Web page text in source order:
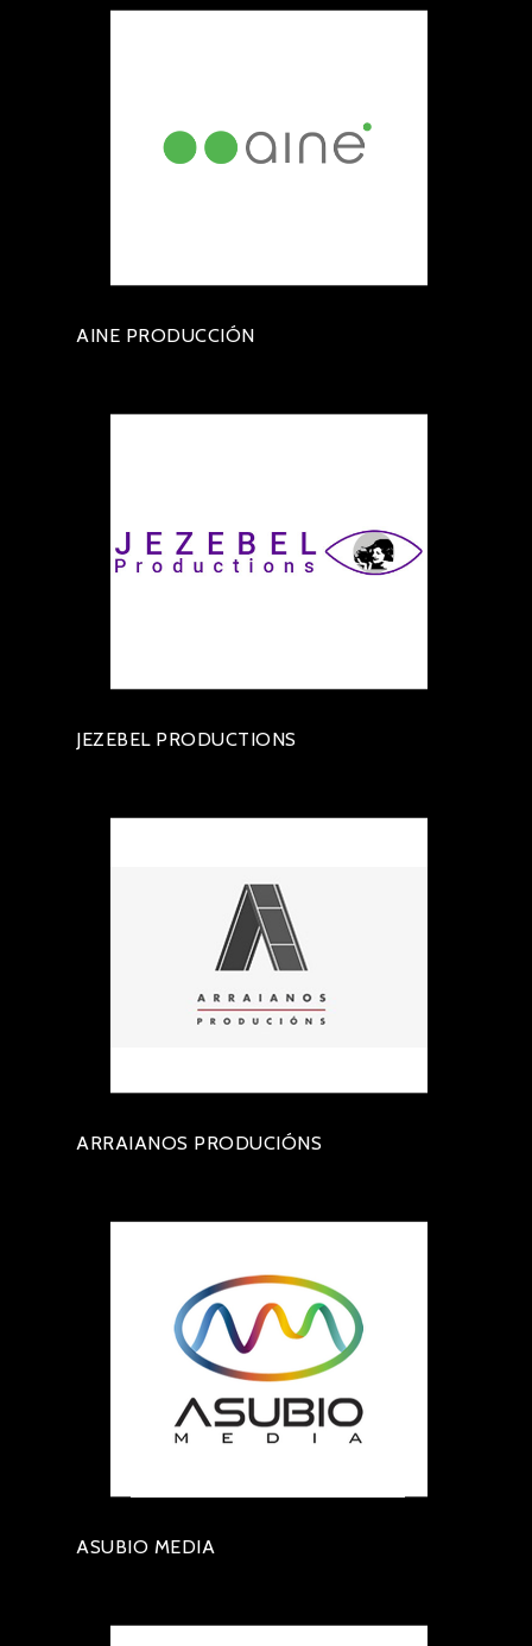
AINE PRODUCCIÓN
JEZEBEL PRODUCTIONS
ARRAIANOS PRODUCIÓNS
ASUBIO MEDIA